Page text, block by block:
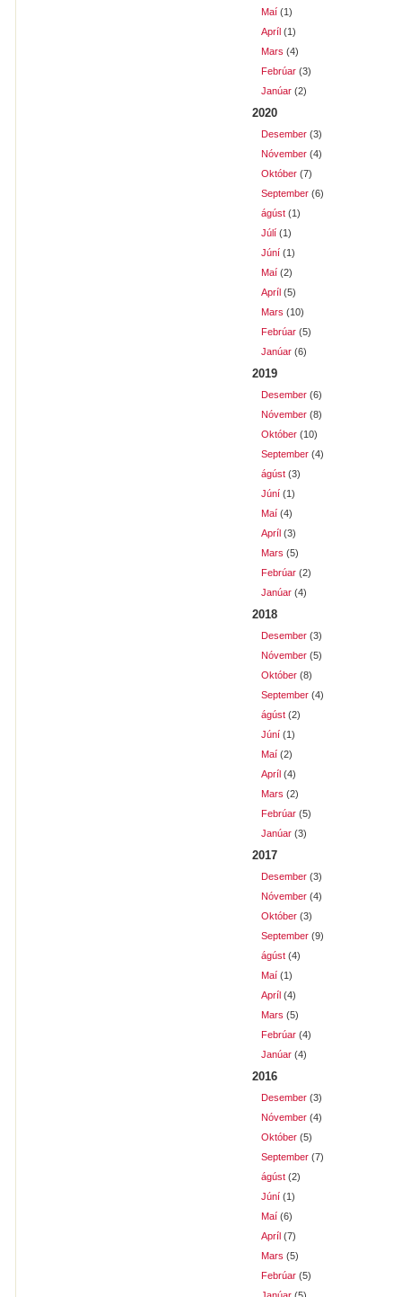
Maí (1)
Apríl (1)
Mars (4)
Febrúar (3)
Janúar (2)
2020
Desember (3)
Nóvember (4)
Október (7)
September (6)
ágúst (1)
Júlí (1)
Júní (1)
Maí (2)
Apríl (5)
Mars (10)
Febrúar (5)
Janúar (6)
2019
Desember (6)
Nóvember (8)
Október (10)
September (4)
ágúst (3)
Júní (1)
Maí (4)
Apríl (3)
Mars (5)
Febrúar (2)
Janúar (4)
2018
Desember (3)
Nóvember (5)
Október (8)
September (4)
ágúst (2)
Júní (1)
Maí (2)
Apríl (4)
Mars (2)
Febrúar (5)
Janúar (3)
2017
Desember (3)
Nóvember (4)
Október (3)
September (9)
ágúst (4)
Maí (1)
Apríl (4)
Mars (5)
Febrúar (4)
Janúar (4)
2016
Desember (3)
Nóvember (4)
Október (5)
September (7)
ágúst (2)
Júní (1)
Maí (6)
Apríl (7)
Mars (5)
Febrúar (5)